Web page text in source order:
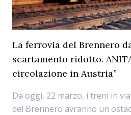
La ferrovia del Brennero
scartamento ridotto.
circolazione in Austria”
Da oggi, 22 marzo, i treni in
del Brennero avranno un